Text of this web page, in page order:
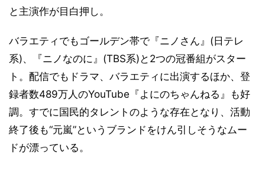
と主演作が目白押し。
バラエティでもゴールデン帯で『ニノさん』(日テレ
系)、『ニノなのに』(TBS系)と2つの冠番組がスター
ト。配信でもドラマ、バラエティに出演するほか、登
録者数489万人のYouTube『よにのちゃんねる』も好
調。すでに国民的タレントのような存在となり、活動
終了後も“元嵐”というブランドをけん引しそうなムー
ドが漂っている。